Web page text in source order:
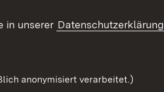
in unserer Datenschutzerklärung
anonymisiert verarbeitet.)